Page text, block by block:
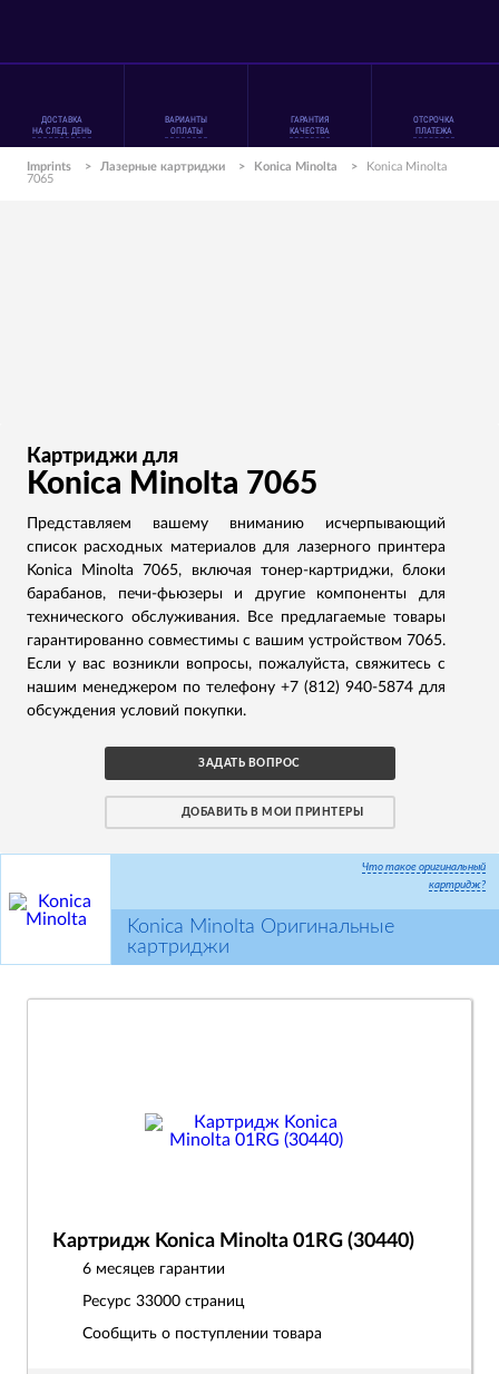
ДОСТАВКА
НА СЛЕД. ДЕНЬ
ВАРИАНТЫ
ОПЛАТЫ
ГАРАНТИЯ
КАЧЕСТВА
ОТСРОЧКА
ПЛАТЕЖА
Imprints > Лазерные картриджи > Konica Minolta >
Konica Minolta
7065
Картриджи для
Konica Minolta 7065
Представляем вашему вниманию исчерпывающий
список расходных материалов для лазерного принтера
Konica Minolta 7065, включая тонер-картриджи, блоки
барабанов, печи-фьюзеры и другие компоненты для
технического обслуживания. Все предлагаемые товары
гарантированно совместимы с вашим устройством 7065.
Если у вас возникли вопросы, пожалуйста, свяжитесь с
нашим менеджером по телефону +7 (812) 940-5874 для
обсуждения условий покупки.
ЗАДАТЬ ВОПРОС
ДОБАВИТЬ В МОИ ПРИНТЕРЫ
Что такое оригинальный
картридж?
Konica Minolta Оригинальные
картриджи
Картридж Konica Minolta 01RG (30440)
6 месяцев гарантии
Ресурс 33000 страниц
Сообщить о поступлении товара